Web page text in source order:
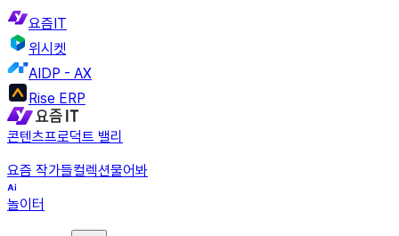
요즘IT
위시켓
AIDP - AX
Rise ERP
콘텐츠프로덕트 밸리
요즘 작가들컬렉션물어봐
놀이터